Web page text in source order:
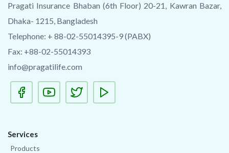
Pragati Insurance Bhaban (6th Floor) 20-21, Kawran Bazar,
Dhaka- 1215, Bangladesh
Telephone: + 88-02-55014395-9 (PABX)
Fax: +88-02-55014393
info@pragatilife.com
Services
Products